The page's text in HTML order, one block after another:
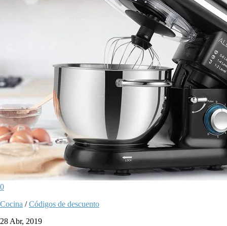
0
Cocina /Códigos de descuento
28 Abr, 2019